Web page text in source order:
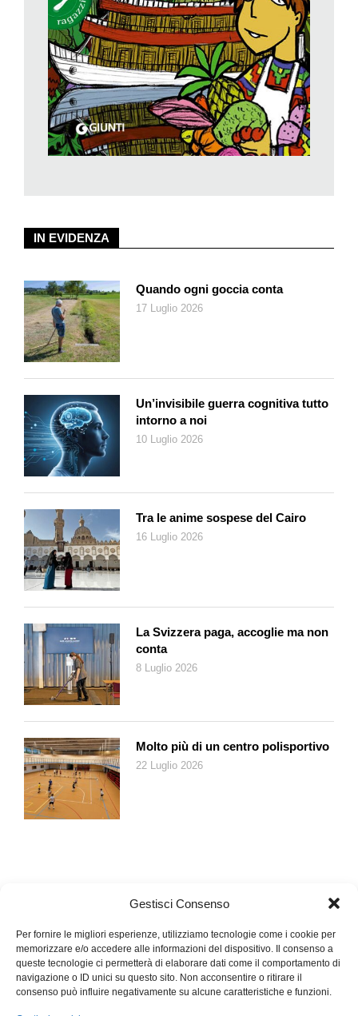
Gestisci Consenso
Per fornire le migliori esperienze, utilizziamo tecnologie come i cookie per
memorizzare e/o accedere alle informazioni del dispositivo. Il consenso a
queste tecnologie ci permetterà di elaborare dati come il comportamento di
navigazione o ID unici su questo sito. Non acconsentire o ritirare il
consenso può influire negativamente su alcune caratteristiche e funzioni.
per ragazzi contemporanea c’è davvero bisogno.
IN EVIDENZA
Quando ogni goccia conta
17 Luglio 2026
Un’invisibile guerra cognitiva tutto
intorno a noi
10 Luglio 2026
Tra le anime sospese del Cairo
16 Luglio 2026
La Svizzera paga, accoglie ma non
conta
8 Luglio 2026
Molto più di un centro polisportivo
22 Luglio 2026